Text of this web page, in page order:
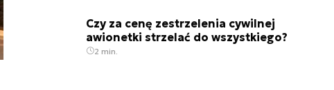
Czy za cenę zestrzelenia cywilnej
awionetki strzelać do wszystkiego?
2 min.